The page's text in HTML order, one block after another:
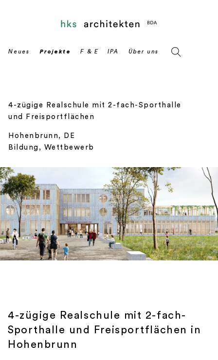
4-zügige Realschule mit 2-fach-Sporthalle
und Freisportflächen
Hohenbrunn, DE
Bildung, Wettbewerb
4-zügige Realschule mit 2-fach-
Sporthalle und Freisportflächen in
Hohenbrunn